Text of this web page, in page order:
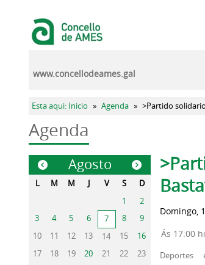
www.concellodeames.gal
Se encuentra usted aquí
Esta aqui: Inicio » Agenda » >Partido
Agenda
Agosto
« »
L M M J V S
D
1
2
3
4 5 6 7 8
9
10
11 12 13 14 15
16
17
18 19 20 21 22
23
Solapas
Domingo,
Ás 17:00
Deportes